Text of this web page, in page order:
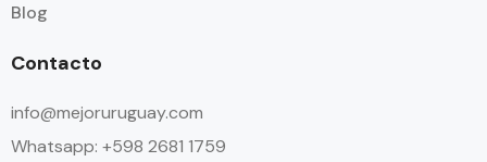
Blog
Contacto
info@mejoruruguay.com
Whatsapp: +598 2681 1759